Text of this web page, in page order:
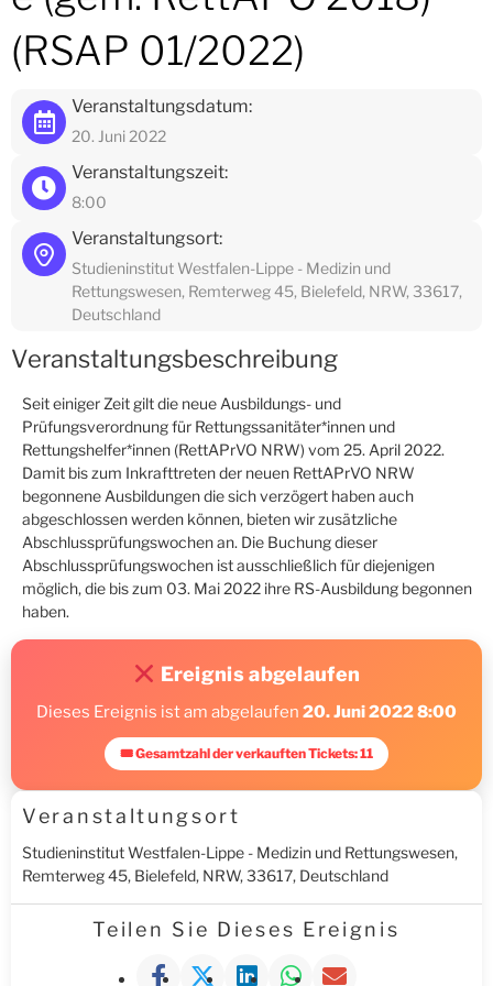
(RSAP 01/2022)
Veranstaltungsdatum:
20. Juni 2022
Veranstaltungszeit:
8:00
Veranstaltungsort:
Studieninstitut Westfalen-Lippe - Medizin und
Rettungswesen, Remterweg 45, Bielefeld, NRW, 33617,
Deutschland
Veranstaltungsbeschreibung
Seit einiger Zeit gilt die neue Ausbildungs- und
Prüfungsverordnung für Rettungssanitäter*innen und
Rettungshelfer*innen (RettAPrVO NRW) vom 25. April 2022.
Damit bis zum Inkrafttreten der neuen RettAPrVO NRW
begonnene Ausbildungen die sich verzögert haben auch
abgeschlossen werden können, bieten wir zusätzliche
Abschlussprüfungswochen an. Die Buchung dieser
Abschlussprüfungswochen ist ausschließlich für diejenigen
möglich, die bis zum 03. Mai 2022 ihre RS-Ausbildung begonnen
haben.
Ereignis abgelaufen
Dieses Ereignis ist am abgelaufen 20. Juni 2022 8:00
🎟 Gesamtzahl der verkauften Tickets: 11
Veranstaltungsort
Studieninstitut Westfalen-Lippe - Medizin und Rettungswesen,
Remterweg 45, Bielefeld, NRW, 33617, Deutschland
Teilen Sie Dieses Ereignis